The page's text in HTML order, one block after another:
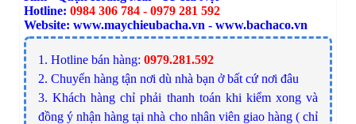
Hotline: 0984 306 784 - 0979 281 592
Website: www.maychieubacha.vn - www.bachaco.vn
1. Hotline bán hàng: 0979.281.592
2. Chuyển hàng tận nơi dù nhà bạn ở bất cứ nơi đâu
3. Khách hàng chỉ phải thanh toán khi kiểm xong và
đồng ý nhận hàng tại nhà cho nhân viên giao hàng ( chỉ